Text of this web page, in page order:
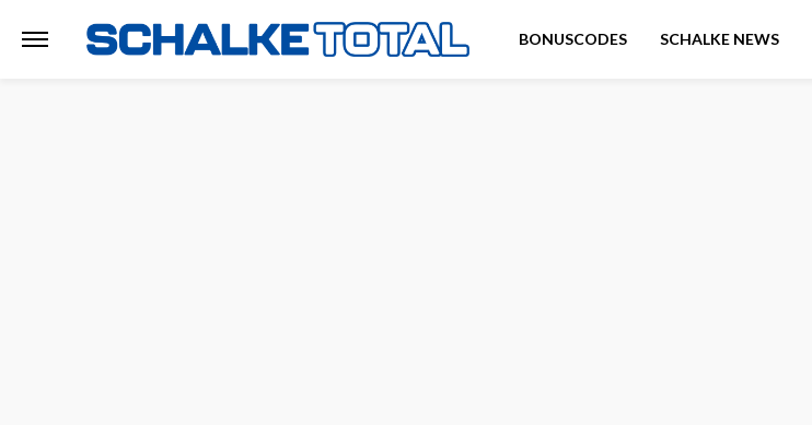
BONUSCODES SCHALKE NEWS